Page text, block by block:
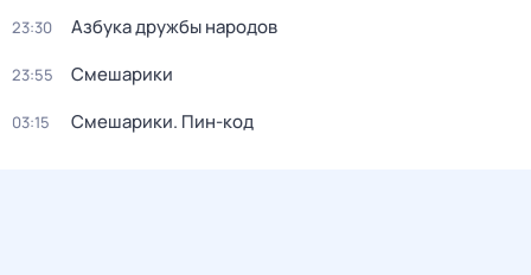
23:30 Азбука дружбы народов
23:55 Смешарики
03:15 Смешарики. Пин-код